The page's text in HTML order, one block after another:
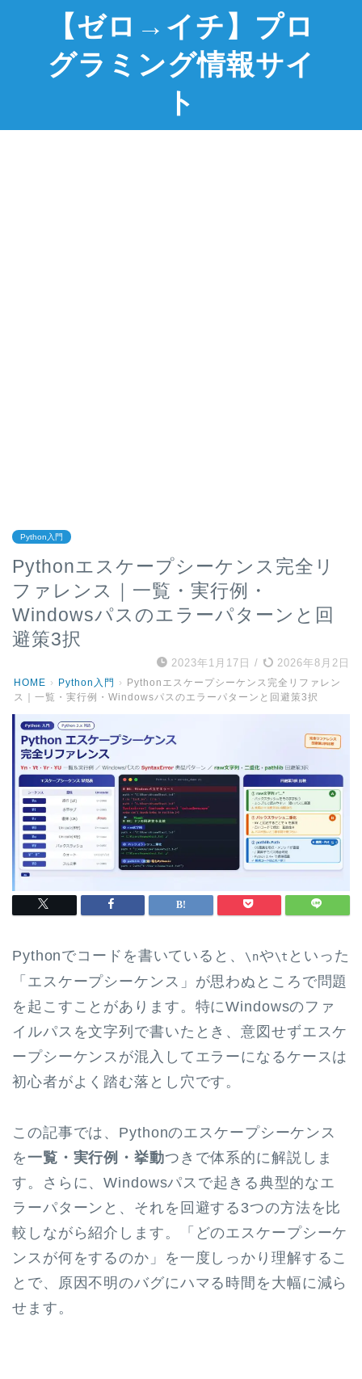
【ゼロ→イチ】プロ
グラミング情報サイ
ト
Python入門
Pythonエスケープシーケンス完全リ
ファレンス｜一覧・実行例・
Windowsパスのエラーパターンと回
避策3択
2023年1月17日 / 2026年8月2日
HOME › Python入門 ›
Pythonエスケープシーケンス完全リファレン
ス｜一覧・実行例・Windowsパスのエラーパターンと回避策3択
Pythonでコードを書いていると、 \nや\t といった
「エスケープシーケンス」が思わぬところで問題
を起こすことがあります。特にWindowsのファ
イルパスを文字列で書いたとき、意図せずエスケ
ープシーケンスが混入してエラーになるケースは
初心者がよく踏む落とし穴です。
この記事では、Pythonのエスケープシーケンス
を一覧・実行例・挙動つきで体系的に解説しま
す。さらに、Windowsパスで起きる典型的なエ
ラーパターンと、それを回避する3つの方法を比
較しながら紹介します。「どのエスケープシーケ
ンスが何をするのか」を一度しっかり理解するこ
とで、原因不明のバグにハマる時間を大幅に減ら
せます。